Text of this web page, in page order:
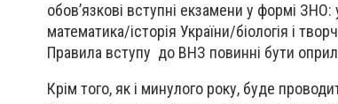
обов’язкові вступні екзамени у формі ЗНО:
математика/історія України/біологія і
Правила вступу до ВНЗ повинні бути
Крім того, як і минулого року, буде